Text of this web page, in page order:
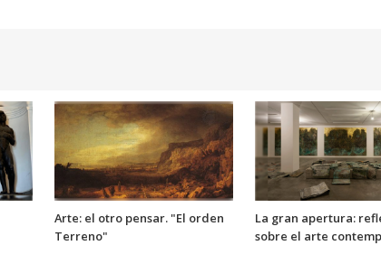
Arte: el otro pensar. "El orden
Terreno"
La gran apertura:
sobre el arte